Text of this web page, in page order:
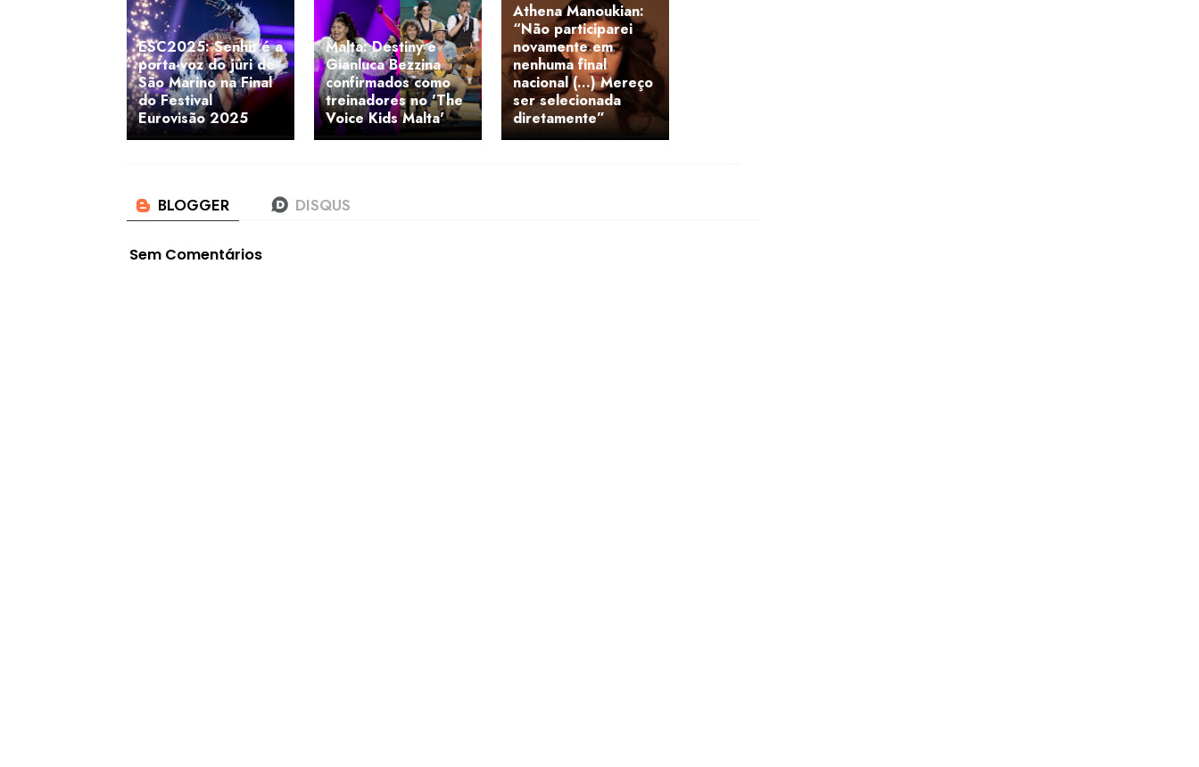
ESC2025: Senhit é a
porta-voz do júri de
São Marino na Final
do Festival
Eurovisão 2025
Malta: Destiny e
Gianluca Bezzina
confirmados como
treinadores no 'The
Voice Kids Malta'
Athena Manoukian:
“Não participarei
novamente em
nenhuma final
nacional (...) Mereço
ser selecionada
diretamente”
Sem Comentários